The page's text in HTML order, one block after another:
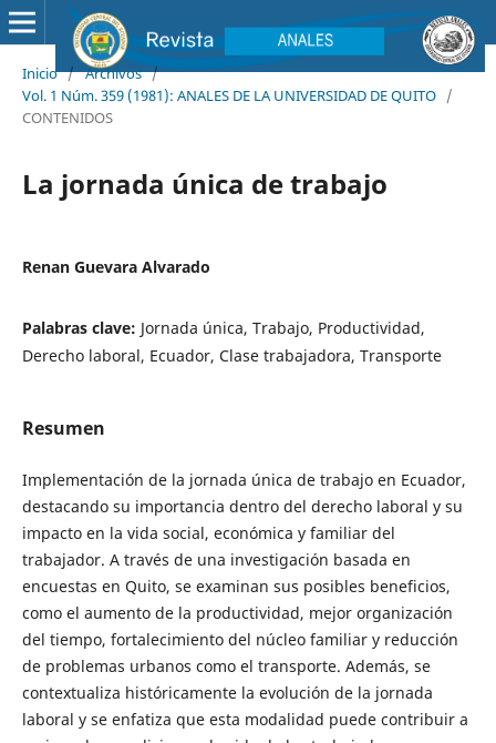
Inicio / Archivos /
Vol. 1 Núm. 359 (1981): ANALES DE LA UNIVERSIDAD DE QUITO /
CONTENIDOS
La jornada única de trabajo
Renan Guevara Alvarado
Palabras clave: Jornada única, Trabajo, Productividad,
Derecho laboral, Ecuador, Clase trabajadora, Transporte
Resumen
Implementación de la jornada única de trabajo en Ecuador,
destacando su importancia dentro del derecho laboral y su
impacto en la vida social, económica y familiar del
trabajador. A través de una investigación basada en
encuestas en Quito, se examinan sus posibles beneficios,
como el aumento de la productividad, mejor organización
del tiempo, fortalecimiento del núcleo familiar y reducción
de problemas urbanos como el transporte. Además, se
contextualiza históricamente la evolución de la jornada
laboral y se enfatiza que esta modalidad puede contribuir a